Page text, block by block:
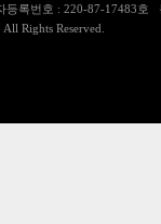
등록번호 : 220-87-17483
Rights Reserved.